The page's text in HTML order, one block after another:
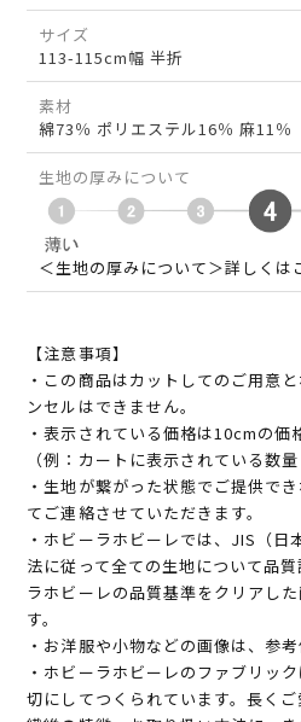
サイズ
113-115cm幅 半折
素材
綿73％ ポリエステル16％ 麻11％
生地の厚みについて
＜生地の厚みについて＞詳しくは
【注意事項】
・この商品はカットしてのご用意
ンセルはできません。
・表示されている価格は10cmの価
（例：カートに表示されている数
・生地が繋がった状態でご提供で
てご連絡させていただきます。
・ホビーラホビーレでは、JIS（日
法に従って全ての生地について品
ラホビーレの品質基準をクリアし
す。
・お洋服や小物などの画像は、参考
・ホビーラホビーレのファブリッ
切にしてつくられています。長く